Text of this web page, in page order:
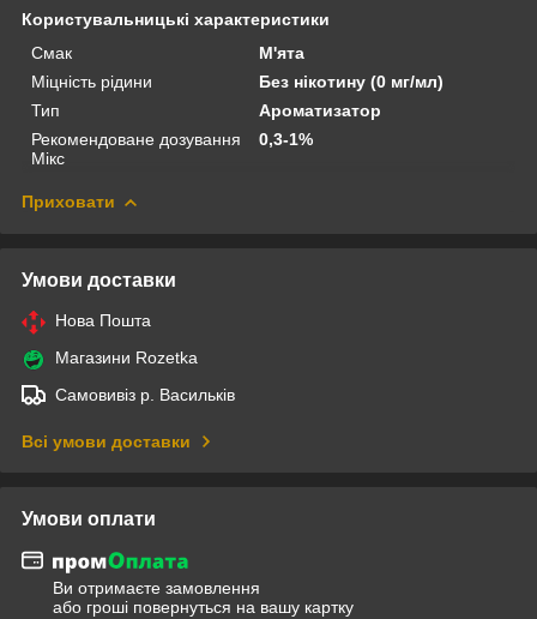
Користувальницькі характеристики
Смак
М'ята
Міцність рідини
Без нікотину (0 мг/мл)
Тип
Ароматизатор
Рекомендоване дозування
Мікс
0,3-1%
Приховати
Умови доставки
Нова Пошта
Магазини Rozetka
Самовивіз р. Васильків
Всі умови доставки
Умови оплати
Ви отримаєте замовлення
або гроші повернуться на вашу картку